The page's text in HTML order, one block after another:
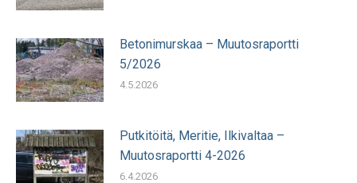
Betonimurskaa – Muutosraportti
5/2026
4.5.2026
Putkitöitä, Meritie, Ilkivaltaa –
Muutosraportti 4-2026
6.4.2026